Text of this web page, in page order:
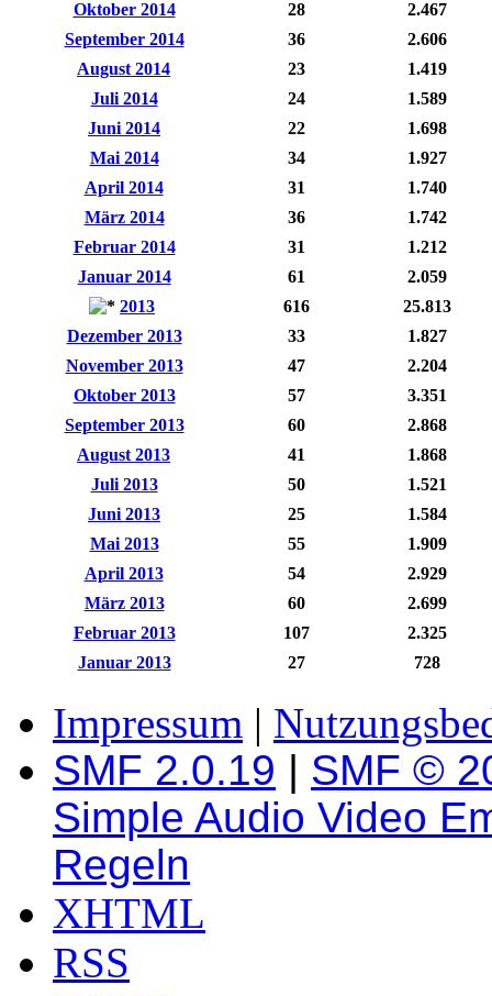
Oktober 2014 28
2.467
September 2014
36
2.606
August 2014
23
1.419
Juli 2014
24
1.589
Juni 2014
22
1.698
Mai 2014
34
1.927
April 2014
31
1.740
März 2014
36
1.742
Februar 2014
31
1.212
Januar 2014
61
2.059
2013
616
25.813
Dezember 2013
33
1.827
November 2013
47
2.204
Oktober 2013
57
3.351
September 2013
60
2.868
August 2013
41
1.868
Juli 2013
50
1.521
Juni 2013
25
1.584
Mai 2013
55
1.909
April 2013
54
2.929
März 2013
60
2.699
Februar 2013
107
2.325
Januar 2013
27 728
Impressum |
SMF 2.0.19 | SMF ©
Simple Audio Video
Regeln
XHTML
RSS